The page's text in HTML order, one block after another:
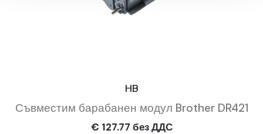
HB
Съвместим барабанен модул Brother DR421
€ 127.77 без ДДС